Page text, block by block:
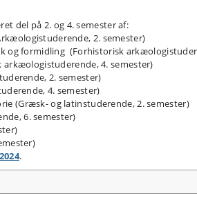
del på 2. og 4. semester af:
2. semester)
og formidling (Forhistorisk
4. semester)
2. semester)
4. semester)
(Græsk- og latinstuderende, 2. semester)
6. semester)
.